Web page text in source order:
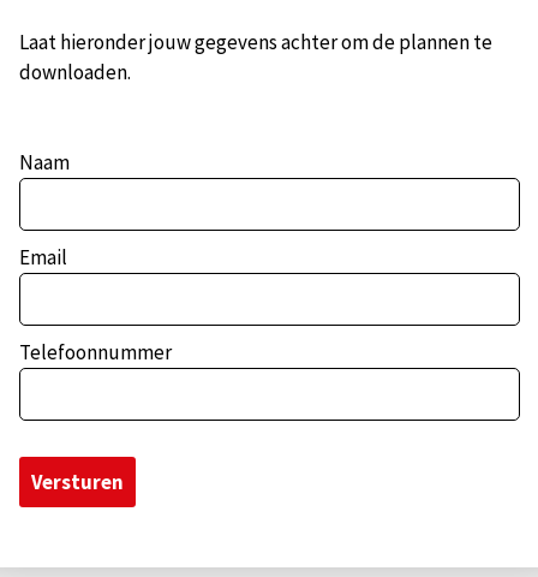
Laat hieronder jouw gegevens achter om de plannen te
downloaden.
Naam
Email
Telefoonnummer